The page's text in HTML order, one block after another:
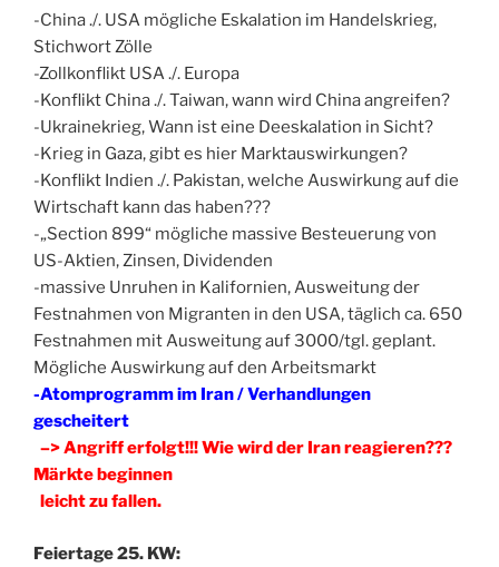
-China ./. USA mögliche Eskalation im Handelskrieg,
Stichwort Zölle
-Zollkonflikt USA ./. Europa
-Konflikt China ./. Taiwan, wann wird China angreifen?
-Ukrainekrieg, Wann ist eine Deeskalation in Sicht?
-Krieg in Gaza, gibt es hier Marktauswirkungen?
-Konflikt Indien ./. Pakistan, welche Auswirkung auf die
Wirtschaft kann das haben???
-„Section 899“ mögliche massive Besteuerung von
US-Aktien, Zinsen, Dividenden
-massive Unruhen in Kalifornien, Ausweitung der
Festnahmen von Migranten in den USA, täglich ca. 650
Festnahmen mit Ausweitung auf 3000/tgl. geplant.
Mögliche Auswirkung auf den Arbeitsmarkt
-Atomprogramm im Iran / Verhandlungen
gescheitert
–> Angriff erfolgt!!! Wie wird der Iran reagieren???
Märkte beginnen
leicht zu fallen.
Feiertage 25. KW: